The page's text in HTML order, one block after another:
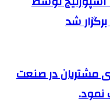
شد
مشتریان در صنعت
نمود.